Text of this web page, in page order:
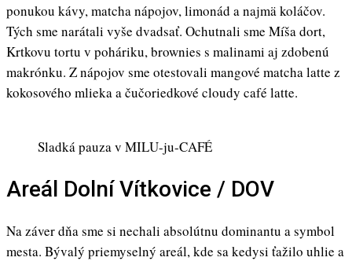
ponukou kávy, matcha nápojov, limonád a najmä koláčov.
Tých sme narátali vyše dvadsať. Ochutnali sme Míša dort,
Krtkovu tortu v poháriku, brownies s malinami aj zdobenú
makrónku. Z nápojov sme otestovali mangové matcha latte z
kokosového mlieka a čučoriedkové cloudy café latte.
Sladká pauza v MILU-ju-CAFÉ
Areál Dolní Vítkovice / DOV
Na záver dňa sme si nechali absolútnu dominantu a symbol
mesta. Bývalý priemyselný areál, kde sa kedysi ťažilo uhlie a